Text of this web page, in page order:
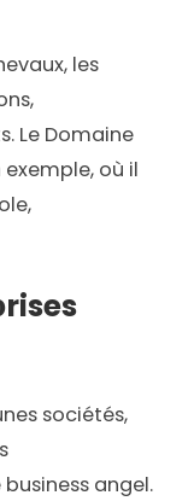
les
Le Domaine
où il
sociétés,
angel.